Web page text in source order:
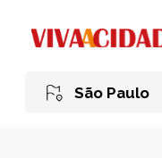
São Paulo